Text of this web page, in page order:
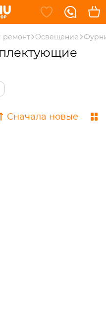
ремонт Освещение
Сначала новые